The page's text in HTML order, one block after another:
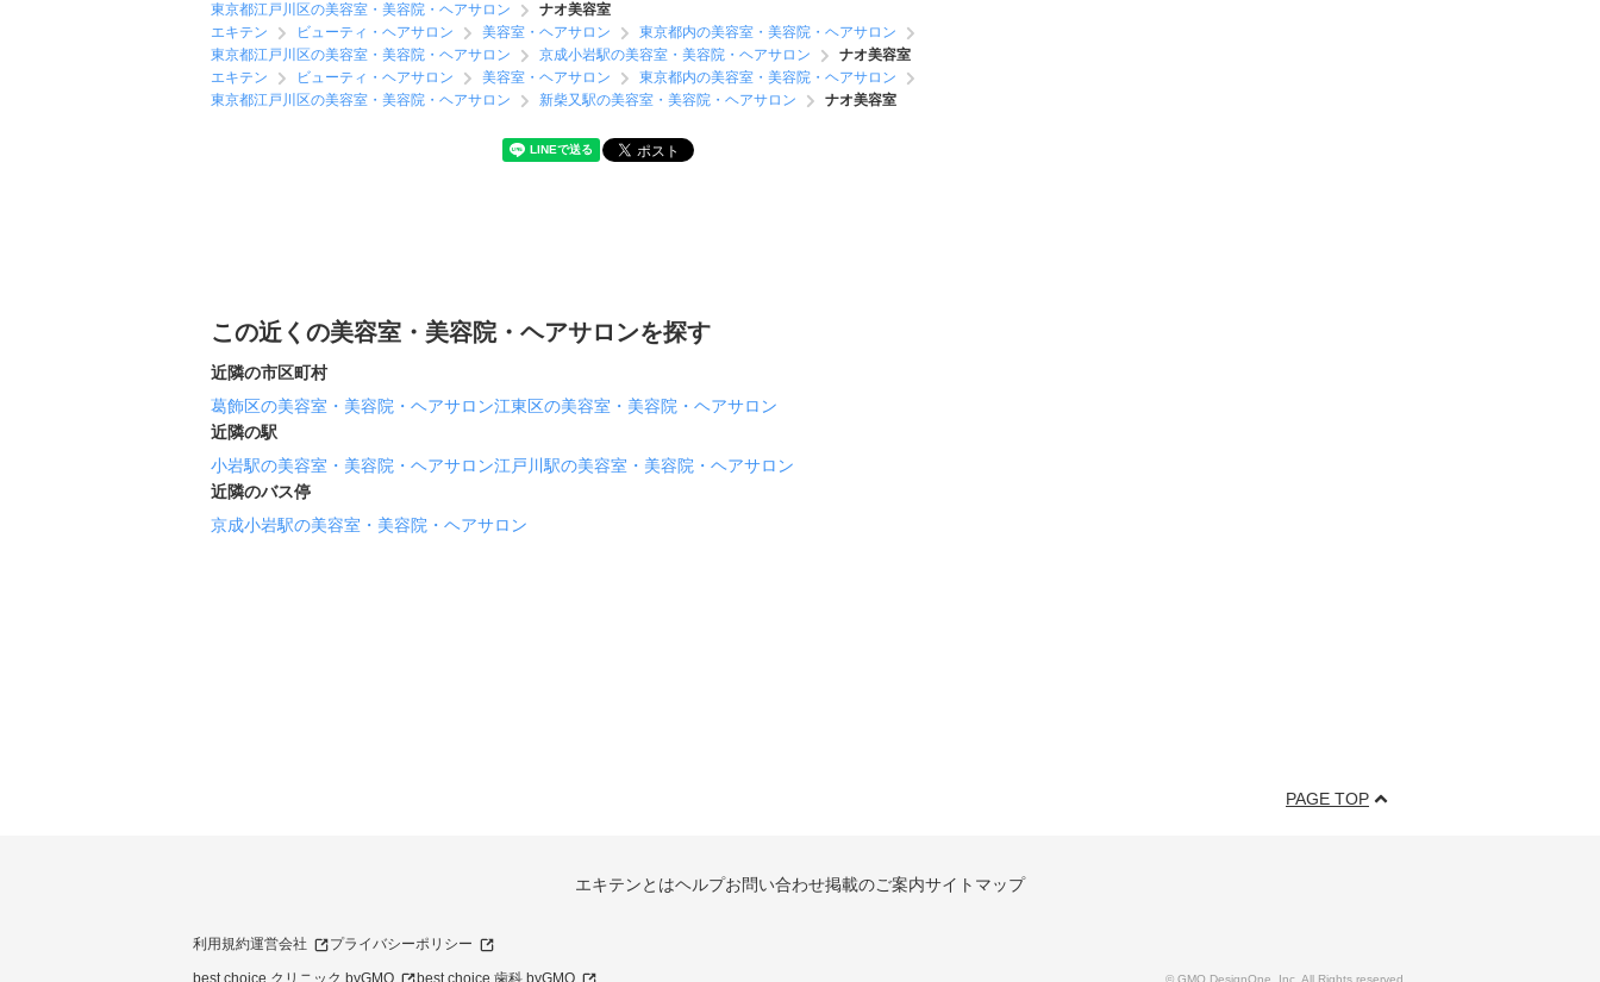
東京都江戸川区の美容室・美容院・ヘアサロン
ナオ美容室
エキテン
ビューティ・ヘアサロン 美容室・ヘアサロン
東京都内の美容室・美容院・ヘアサロン
東京都江戸川区の美容室・美容院・ヘアサロン
京成小岩駅の美容室・美容院・ヘアサロン
ナオ美容室
エキテン
ビューティ・ヘアサロン 美容室・ヘアサロン
東京都内の美容室・美容院・ヘアサロン
東京都江戸川区の美容室・美容院・ヘアサロン
新柴又駅の美容室・美容院・ヘアサロン ナオ美容室
この近くの美容室・美容院・ヘアサロンを探す
近隣の市区町村
葛飾区の美容室・美容院・ヘアサロン江東区の美容室・美容院・ヘアサロン
近隣の駅
小岩駅の美容室・美容院・ヘアサロン江戸川駅の美容室・美容院・ヘアサロン
近隣のバス停
京成小岩駅の美容室・美容院・ヘアサロン
PAGE TOP
エキテンとはヘルプお問い合わせ掲載のご案内サイトマップ
利用規約運営会社 プライバシーポリシー
best choice クリニック byGMO best choice 歯科 byGMO © GMO DesignOne, Inc. All Rights reserved.